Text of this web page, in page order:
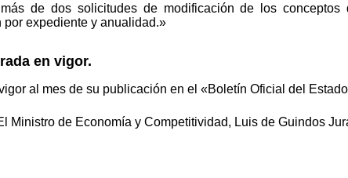
de dos solicitudes de modificación de los conceptos
expediente y anualidad.»
en vigor.
al mes de su publicación en el «Boletín Oficial del
Ministro de Economía y Competitividad, Luis de Guindos